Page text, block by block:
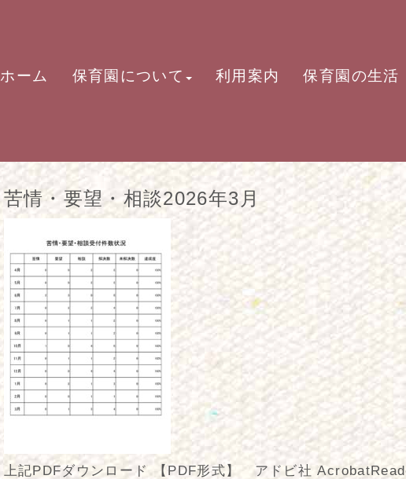
ホーム 保育園について 利用案内 保育園の生活
苦情・要望・相談2026年3月
上記PDFダウンロード 【PDF形式】 アドビ社